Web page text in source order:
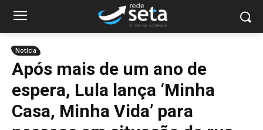
Notícia
Após mais de um ano de
espera, Lula lança ‘Minha
Casa, Minha Vida’ para